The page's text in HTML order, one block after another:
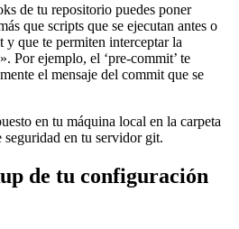
de tu repositorio puedes poner
que scripts que se ejecutan antes o
y que te permiten interceptar la
Por ejemplo, el ‘pre-commit’ te
el mensaje del commit que se
en tu máquina local en la carpeta
en tu servidor git.
de tu configuración